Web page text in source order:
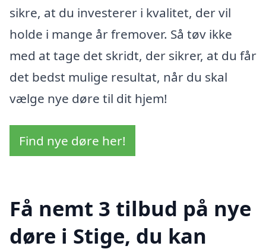
sikre, at du investerer i kvalitet, der vil
holde i mange år fremover. Så tøv ikke
med at tage det skridt, der sikrer, at du får
det bedst mulige resultat, når du skal
vælge nye døre til dit hjem!
Find nye døre her!
Få nemt 3 tilbud på nye
døre i Stige, du kan